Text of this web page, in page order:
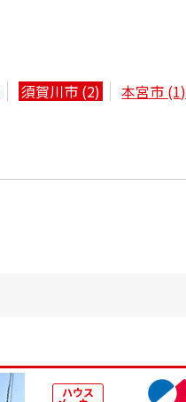
須賀川市 (2) 本宮市 (1)
ハウス